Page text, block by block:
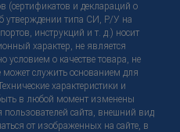
(сертификатов и деклараций о
утверждении типа СИ, Р/У на
инструкций и т. д.) носит
характер, не является
условием о качестве товара, не
может служить основанием для
характеристики и
в любой момент изменены
сайта, внешний вид
от изображенных на сайте, в